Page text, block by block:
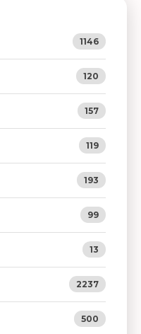
1146
120
157
119
193
99
13
2237
500